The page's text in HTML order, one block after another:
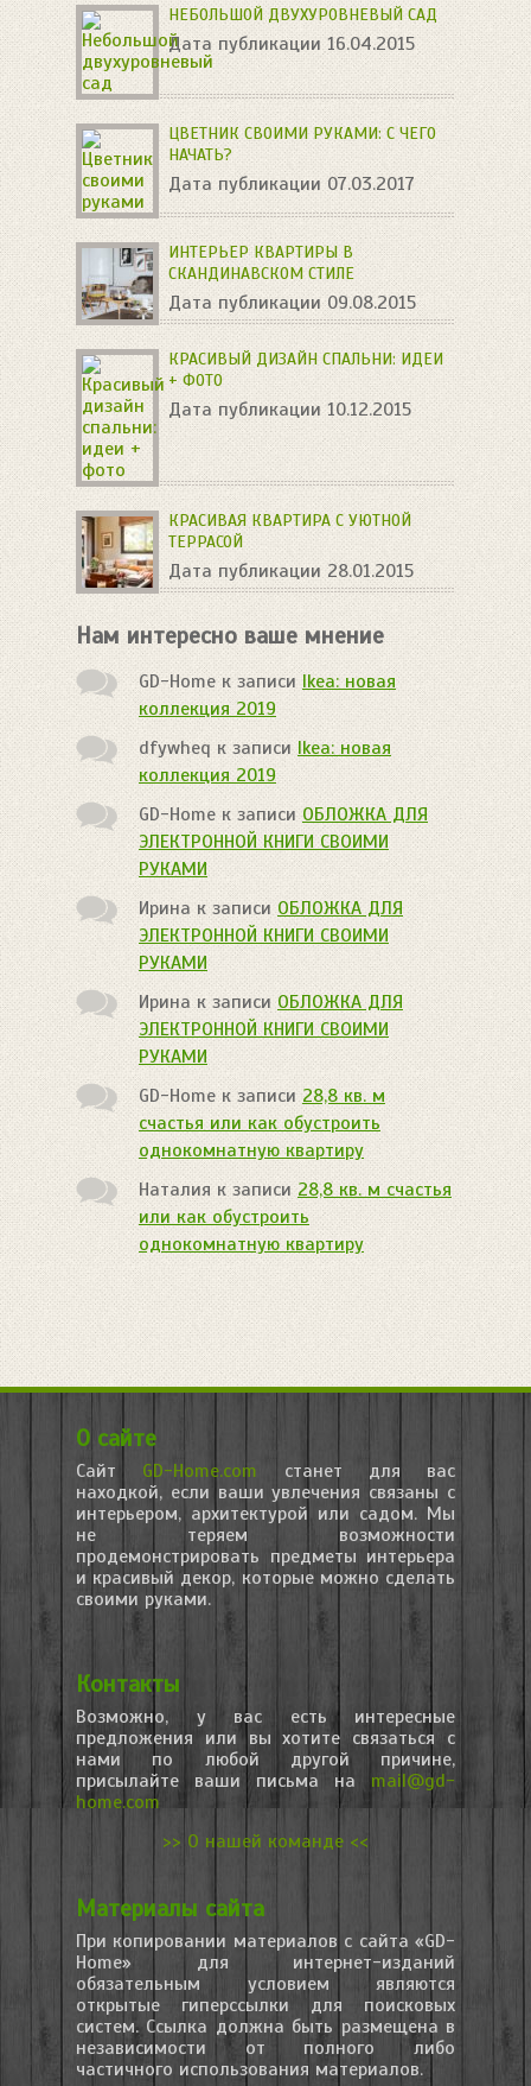
НЕБОЛЬШОЙ ДВУХУРОВНЕВЫЙ САД
Дата публикации 16.04.2015
ЦВЕТНИК СВОИМИ РУКАМИ: С ЧЕГО
НАЧАТЬ?
Дата публикации 07.03.2017
ИНТЕРЬЕР КВАРТИРЫ В
СКАНДИНАВСКОМ СТИЛЕ
Дата публикации 09.08.2015
КРАСИВЫЙ ДИЗАЙН СПАЛЬНИ: ИДЕИ
+ ФОТО
Дата публикации 10.12.2015
КРАСИВАЯ КВАРТИРА С УЮТНОЙ
ТЕРРАСОЙ
Дата публикации 28.01.2015
Нам интересно ваше мнение
GD-Homeк записиIkea: новая
коллекция 2019
dfywheq к записи Ikea: новая
коллекция 2019
GD-Home к записиОБЛОЖКА ДЛЯ
ЭЛЕКТРОННОЙ КНИГИ СВОИМИ
РУКАМИ
Ирина к записи ОБЛОЖКА ДЛЯ
ЭЛЕКТРОННОЙ КНИГИ СВОИМИ
РУКАМИ
Иринак записиОБЛОЖКА ДЛЯ
ЭЛЕКТРОННОЙ КНИГИ СВОИМИ
РУКАМИ
GD-Homeк записи28,8 кв. м
счастья или как обустроить
однокомнатную квартиру
Наталия к записи28,8 кв. м счастья
или как обустроить
однокомнатную квартиру
О сайте
Сайт GD-Home.com станет для вас
находкой, если ваши увлечения связаны с
интерьером, архитектурой или садом. Мы
не теряем возможности
продемонстрировать предметы интерьера
и красивый декор, которые можно сделать
своими руками.
Контакты
Возможно, у вас есть интересные
предложения или вы хотите связаться с
нами по любой другой причине,
присылайте ваши письма на mail@gd-
home.com
>> О нашей команде <<
Материалы сайта
При копировании материалов с сайта «GD-
Home» для интернет-изданий
обязательным условием являются
открытые гиперссылки для поисковых
систем. Ссылка должна быть размещена в
независимости от полного либо
частичного использования материалов.